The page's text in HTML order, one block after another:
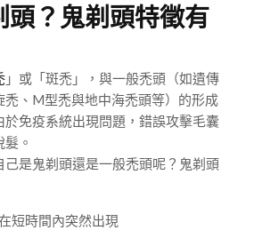
頭？鬼剃頭特徵有
」或「斑禿」，與一般禿頭（如遺傳
禿、M型禿與地中海禿頭等）的形成
於免疫系統出現問題，錯誤攻擊毛囊
。
是鬼剃頭還是一般禿頭呢？鬼剃頭
短時間內突然出現